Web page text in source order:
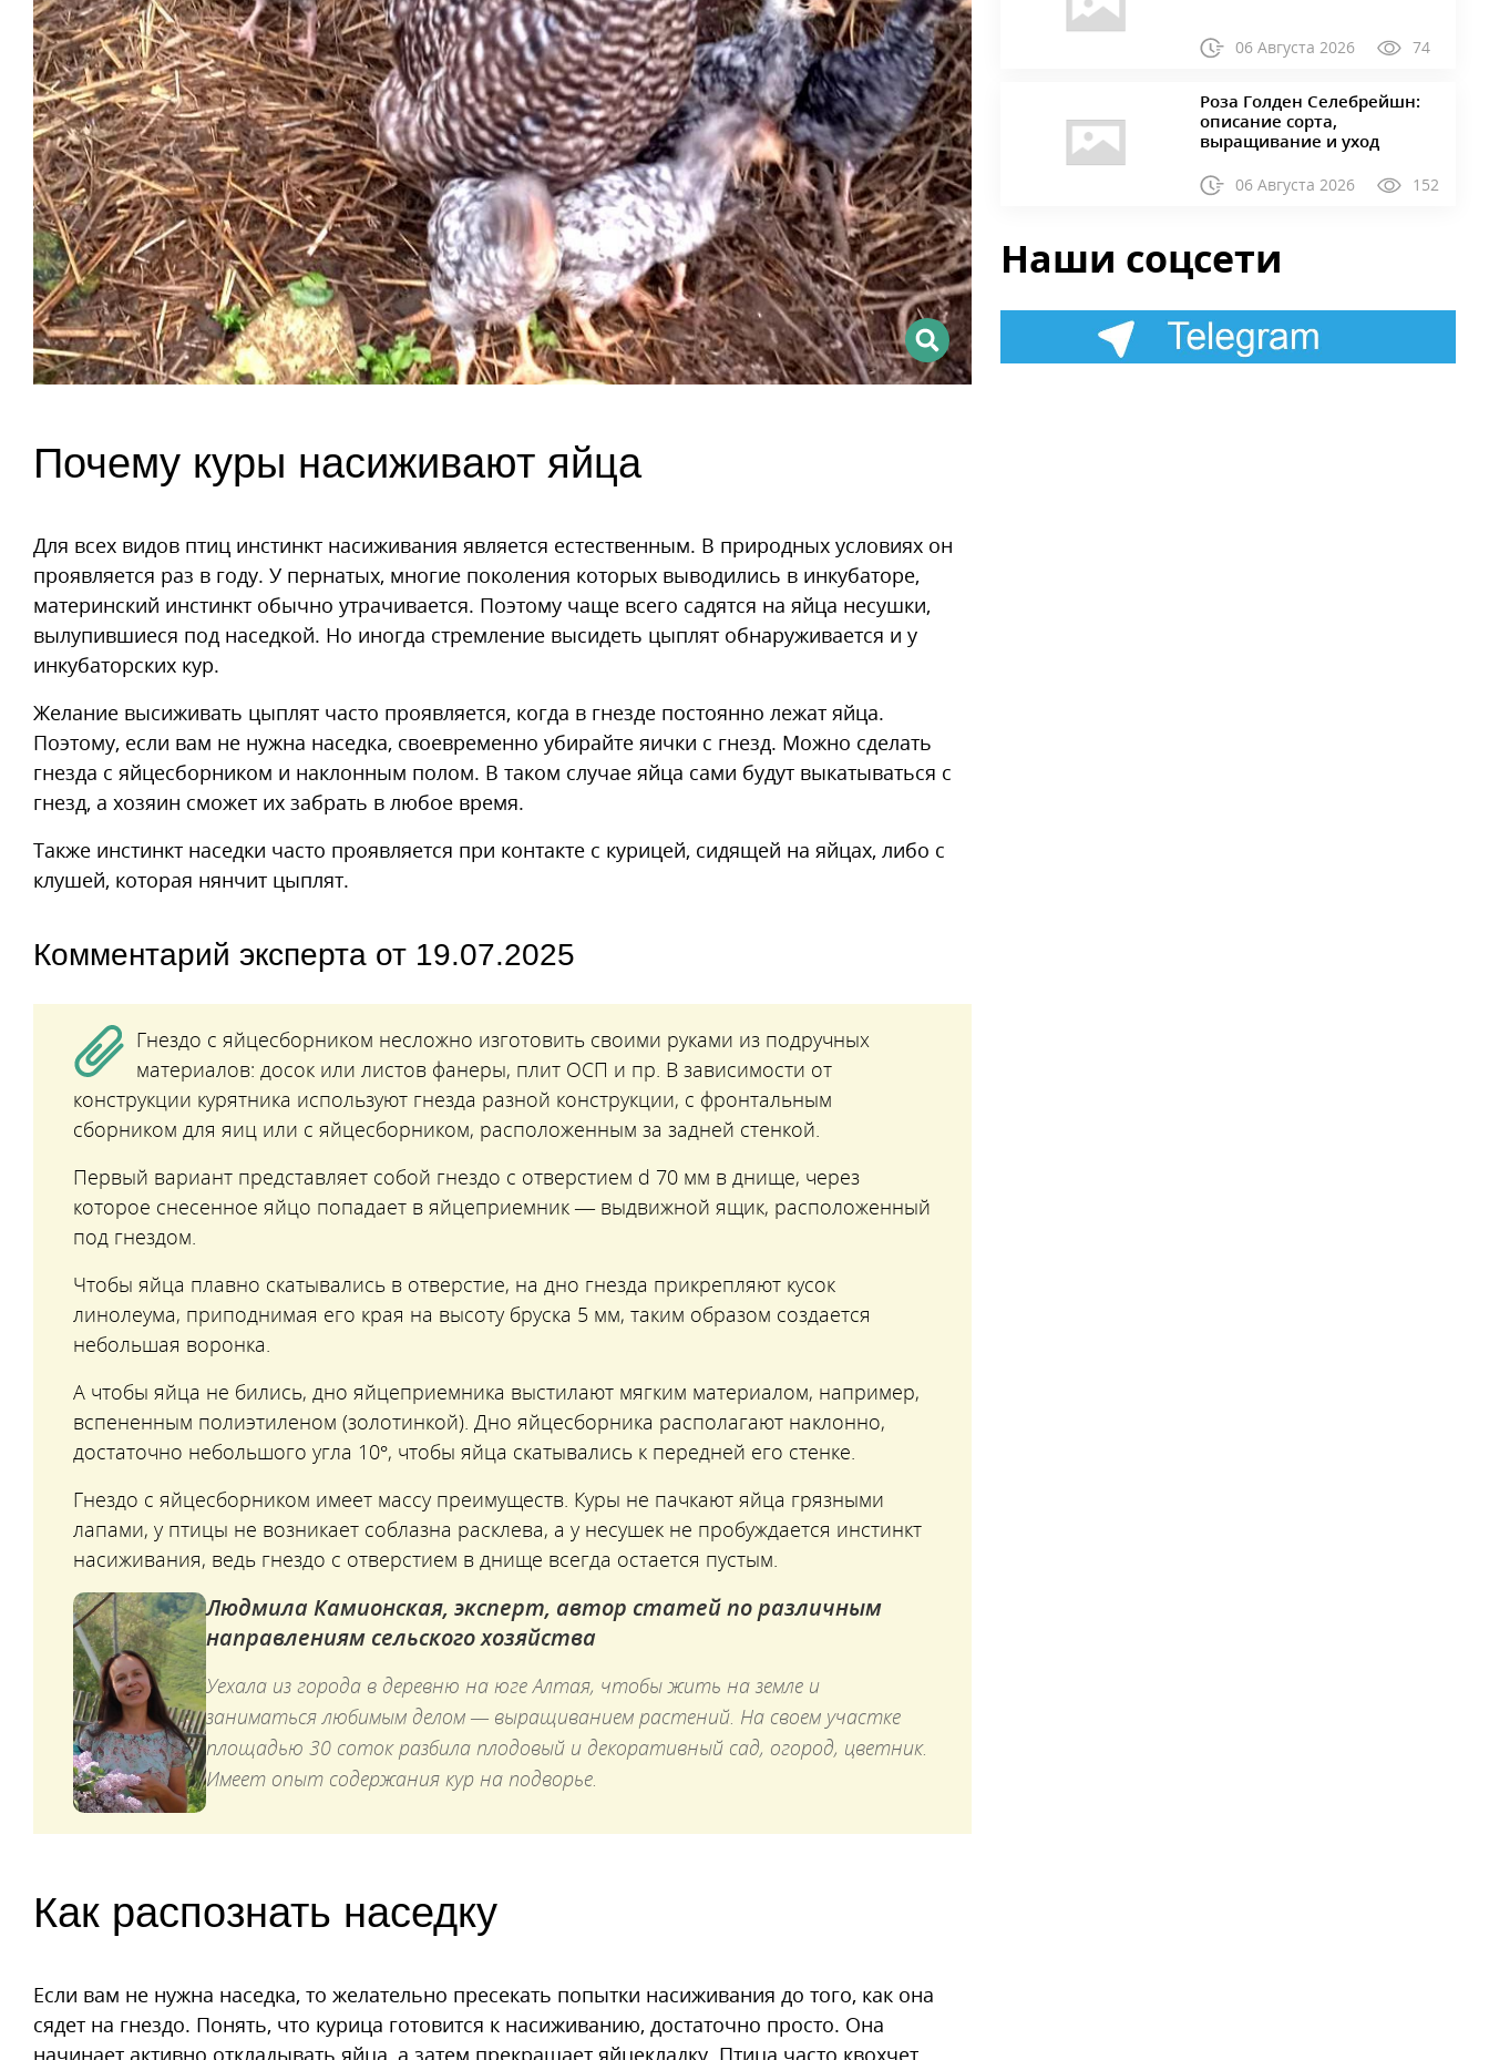
Почему куры насиживают яйца
Для всех видов птиц инстинкт насиживания является естественным. В природных условиях он
проявляется раз в году. У пернатых, многие поколения которых выводились в инкубаторе,
материнский инстинкт обычно утрачивается. Поэтому чаще всего садятся на яйца несушки,
вылупившиеся под наседкой. Но иногда стремление высидеть цыплят обнаруживается и у
инкубаторских кур.
Желание высиживать цыплят часто проявляется, когда в гнезде постоянно лежат яйца.
Поэтому, если вам не нужна наседка, своевременно убирайте яички с гнезд. Можно сделать
гнезда с яйцесборником и наклонным полом. В таком случае яйца сами будут выкатываться с
гнезд, а хозяин сможет их забрать в любое время.
Также инстинкт наседки часто проявляется при контакте с курицей, сидящей на яйцах, либо с
клушей, которая нянчит цыплят.
Комментарий эксперта от 19.07.2025
Гнездо с яйцесборником несложно изготовить своими руками из подручных
материалов: досок или листов фанеры, плит ОСП и пр. В зависимости от
конструкции курятника используют гнезда разной конструкции, с фронтальным
сборником для яиц или с яйцесборником, расположенным за задней стенкой.
Первый вариант представляет собой гнездо с отверстием d 70 мм в днище, через
которое снесенное яйцо попадает в яйцеприемник — выдвижной ящик, расположенный
под гнездом.
Чтобы яйца плавно скатывались в отверстие, на дно гнезда прикрепляют кусок
линолеума, приподнимая его края на высоту бруска 5 мм, таким образом создается
небольшая воронка.
А чтобы яйца не бились, дно яйцеприемника выстилают мягким материалом, например,
вспененным полиэтиленом (золотинкой). Дно яйцесборника располагают наклонно,
достаточно небольшого угла 10°, чтобы яйца скатывались к передней его стенке.
Гнездо с яйцесборником имеет массу преимуществ. Куры не пачкают яйца грязными
лапами, у птицы не возникает соблазна расклева, а у несушек не пробуждается инстинкт
насиживания, ведь гнездо с отверстием в днище всегда остается пустым.
Людмила Камионская, эксперт, автор статей по различным
направлениям сельского хозяйства
Уехала из города в деревню на юге Алтая, чтобы жить на земле и
заниматься любимым делом — выращиванием растений. На своем участке
площадью 30 соток разбила плодовый и декоративный сад, огород, цветник.
Имеет опыт содержания кур на подворье.
Как распознать наседку
Если вам не нужна наседка, то желательно пресекать попытки насиживания до того, как она
сядет на гнездо. Понять, что курица готовится к насиживанию, достаточно просто. Она
начинает активно откладывать яйца, а затем прекращает яйцекладку. Птица часто квохчет,
06 Августа 2026 74
Роза Голден Селебрейшн:
описание сорта,
выращивание и уход
06 Августа 2026 152
Наши соцсети